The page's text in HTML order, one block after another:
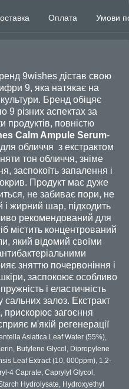
Оплата Умови
9wishes дістав свою
9, яка натякає на
Бренд обіцяє
9 різних аспектах за
продуктів, повністю
Calm Ampule Serum-
обличчя з екстрактом
тон обличчя, зніме
заспокоїть запалення і
Продукт має дуже
не забиває пори, не
і жирний шар, підходить
рекомендований для
містить концентрований
який відомий своїми
зняттю почервоніння і
заспокоює особливо
і еластичність
сальних залоз. Екстракт
прискорює загоєння
м'якій регенерації
Asiatica Leaf Water (55%),
Butylene Glycol, Dipropylene
Leaf Extract (10, 000ppm), 1,2-
4 Caprate, Caprylyl Glycol,
Hydrolysate, Hydroxyethyl